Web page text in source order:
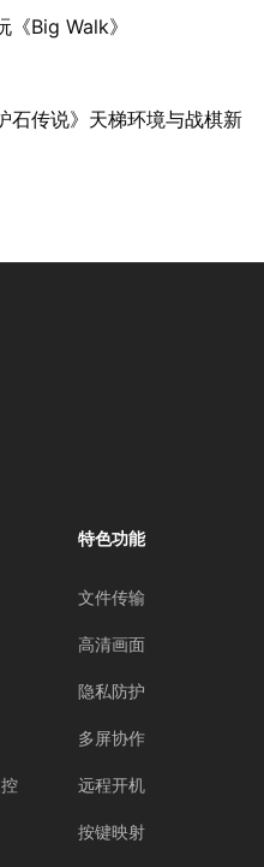
《Big Walk》
石传说》天梯环境与战棋新
特色功能
文件传输
高清画面
隐私防护
多屏协作
远程开机
按键映射